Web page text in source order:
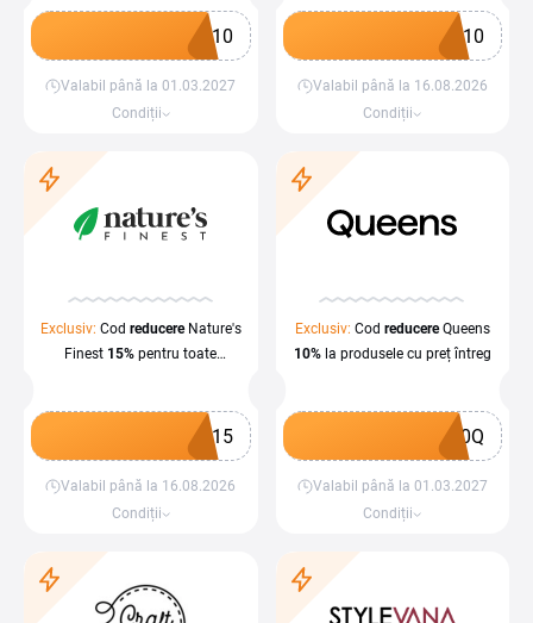
Obține un cupon
I10
Valabil până la 01.03.2027
Condiții
Obține un cupon
I10
Valabil până la 16.08.2026
Condiții
Exclusiv: Cod reducereNature's
Finest 15% pentru toate
Obține un cupon
E15
Valabil până la 16.08.2026
Condiții
Exclusiv: Cod reducereQueens
10%la produsele cu preț întreg
Obține un cupon
10Q
Valabil până la 01.03.2027
Condiții